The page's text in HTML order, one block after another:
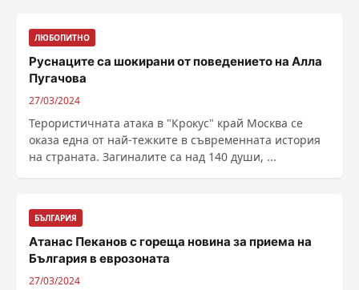
ЛЮБОПИТНО
Руснаците са шокирани от поведението на Алла
Пугачова
27/03/2024
Терористичната атака в "Крокус" край Москва се
оказа една от най-тежките в съвременната история
на страната. Загиналите са над 140 души, ...
БЪЛГАРИЯ
Атанас Пеканов с гореща новина за приема на
България в еврозоната
27/03/2024